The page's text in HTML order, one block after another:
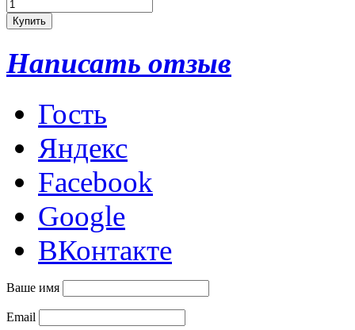
Написать отзыв
Гость
Яндекс
Facebook
Google
ВКонтакте
Ваше имя
Email